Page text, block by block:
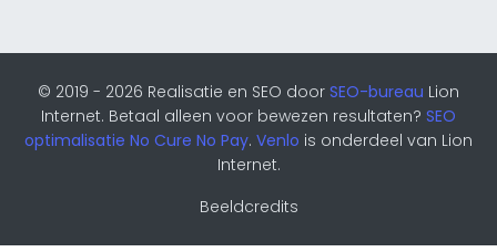
© 2019 - 2026 Realisatie en SEO door SEO-bureau Lion
Internet. Betaal alleen voor bewezen resultaten? SEO
optimalisatie No Cure No Pay. Venlo is onderdeel van Lion
Internet.
Beeldcredits